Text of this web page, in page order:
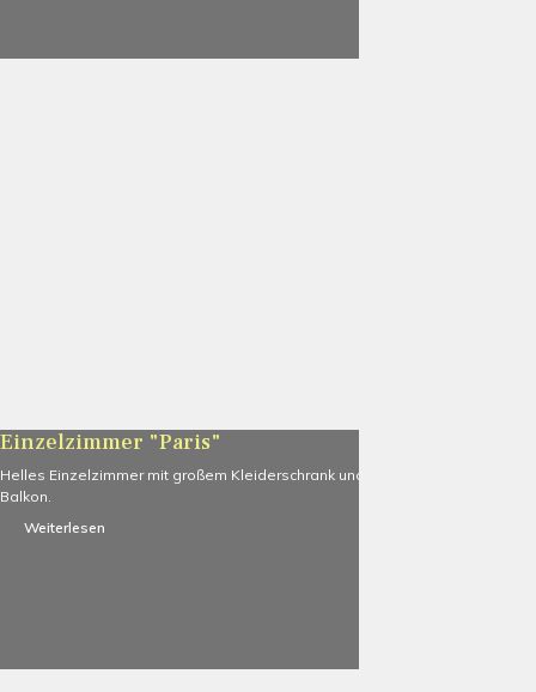
Einzelzimmer "Paris"
Helles Einzelzimmer mit großem Kleiderschrank und Zugang zum großen
Balkon.
Weiterlesen